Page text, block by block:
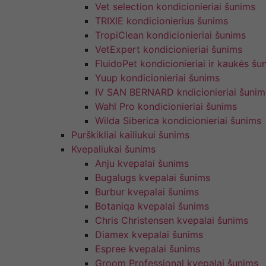
Vet selection kondicionieriai šunims
TRIXIE kondicionierius šunims
TropiClean kondicionieriai šunims
VetExpert kondicionieriai šunims
FluidoPet kondicionieriai ir kaukės
Yuup kondicionieriai šunims
IV SAN BERNARD kndicionieriai
Wahl Pro kondicionieriai šunims
Wilda Siberica kondicionieriai šunims
Purškikliai kailiukui šunims
Kvepaliukai šunims
Anju kvepalai šunims
Bugalugs kvepalai šunims
Burbur kvepalai šunims
Botaniqa kvepalai šunims
Chris Christensen kvepalai šunims
Diamex kvepalai šunims
Espree kvepalai šunims
Groom Professional kvepalai šunims